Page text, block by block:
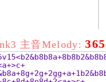
主音Melody:365